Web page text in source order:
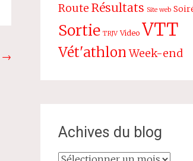
→
Route Résultats Site web
Sortie TRJV Video VTT
Vét'athlon Week-end
Achives du blog
Achives